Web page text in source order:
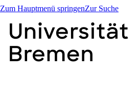
Zum Hauptmenü springenZur Suche